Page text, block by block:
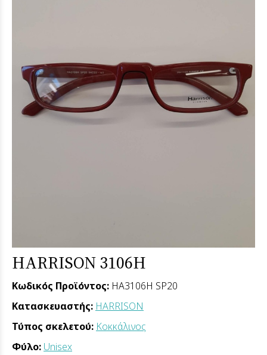
HARRISON 3106H
Κωδικός Προϊόντος: HA3106H SP20
Κατασκευαστής: HARRISON
Τύπος σκελετού: Κοκκάλινος
Φύλο: Unisex